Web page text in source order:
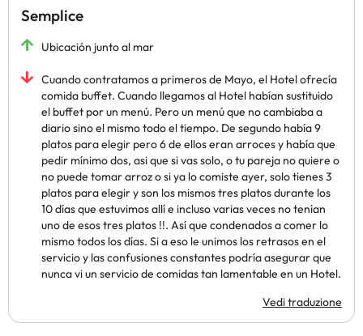
Semplice
Ubicación junto al mar
Cuando contratamos a primeros de Mayo, el Hotel ofrecía
comida buffet. Cuando llegamos al Hotel habían sustituido
el buffet por un menú. Pero un menú que no cambiaba a
diario sino el mismo todo el tiempo. De segundo había 9
platos para elegir pero 6 de ellos eran arroces y había que
pedir mínimo dos, asi que si vas solo, o tu pareja no quiere o
no puede tomar arroz o si ya lo comiste ayer, solo tienes 3
platos para elegir y son los mismos tres platos durante los
10 días que estuvimos allí e incluso varias veces no tenían
uno de esos tres platos !!. Así que condenados a comer lo
mismo todos los días. Si a eso le unimos los retrasos en el
servicio y las confusiones constantes podría asegurar que
nunca vi un servicio de comidas tan lamentable en un Hotel.
Vedi traduzione